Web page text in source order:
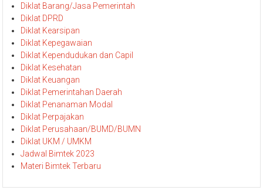
Diklat Barang/Jasa Pemerintah
Diklat DPRD
Diklat Kearsipan
Diklat Kepegawaian
Diklat Kependudukan dan Capil
Diklat Kesehatan
Diklat Keuangan
Diklat Pemerintahan Daerah
Diklat Penanaman Modal
Diklat Perpajakan
Diklat Perusahaan/BUMD/BUMN
Diklat UKM / UMKM
Jadwal Bimtek 2023
Materi Bimtek Terbaru